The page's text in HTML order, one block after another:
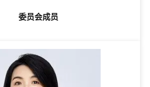
委员会成员